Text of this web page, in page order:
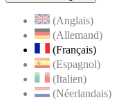
(Anglais)
(Allemand)
(Français)
(Espagnol)
(Italien)
(Néerlandais)